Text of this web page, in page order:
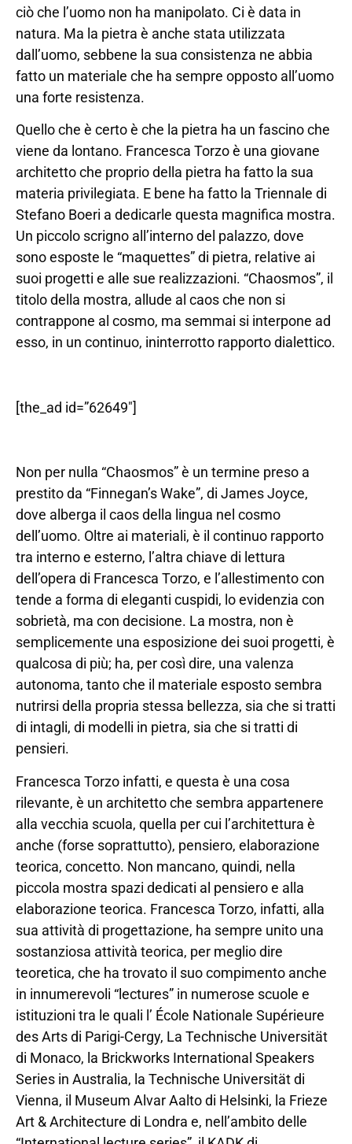
ciò che l’uomo non ha manipolato. Ci è data in
natura. Ma la pietra è anche stata utilizzata
dall’uomo, sebbene la sua consistenza ne abbia
fatto un materiale che ha sempre opposto all’uomo
una forte resistenza.
Quello che è certo è che la pietra ha un fascino che
viene da lontano. Francesca Torzo è una giovane
architetto che proprio della pietra ha fatto la sua
materia privilegiata. E bene ha fatto la Triennale di
Stefano Boeri a dedicarle questa magnifica mostra.
Un piccolo scrigno all’interno del palazzo, dove
sono esposte le “maquettes” di pietra, relative ai
suoi progetti e alle sue realizzazioni. “Chaosmos”, il
titolo della mostra, allude al caos che non si
contrappone al cosmo, ma semmai si interpone ad
esso, in un continuo, ininterrotto rapporto dialettico.
[the_ad id=”62649″]
Non per nulla “Chaosmos” è un termine preso a
prestito da “Finnegan’s Wake”, di James Joyce,
dove alberga il caos della lingua nel cosmo
dell’uomo. Oltre ai materiali, è il continuo rapporto
tra interno e esterno, l’altra chiave di lettura
dell’opera di Francesca Torzo, e l’allestimento con
tende a forma di eleganti cuspidi, lo evidenzia con
sobrietà, ma con decisione. La mostra, non è
semplicemente una esposizione dei suoi progetti, è
qualcosa di più; ha, per così dire, una valenza
autonoma, tanto che il materiale esposto sembra
nutrirsi della propria stessa bellezza, sia che si tratti
di intagli, di modelli in pietra, sia che si tratti di
pensieri.
Francesca Torzo infatti, e questa è una cosa
rilevante, è un architetto che sembra appartenere
alla vecchia scuola, quella per cui l’architettura è
anche (forse soprattutto), pensiero, elaborazione
teorica, concetto. Non mancano, quindi, nella
piccola mostra spazi dedicati al pensiero e alla
elaborazione teorica. Francesca Torzo, infatti, alla
sua attività di progettazione, ha sempre unito una
sostanziosa attività teorica, per meglio dire
teoretica, che ha trovato il suo compimento anche
in innumerevoli “lectures” in numerose scuole e
istituzioni tra le quali l’ École Nationale Supérieure
des Arts di Parigi-Cergy, La Technische Universität
di Monaco, la Brickworks International Speakers
Series in Australia, la Technische Universität di
Vienna, il Museum Alvar Aalto di Helsinki, la Frieze
Art & Architecture di Londra e, nell’ambito delle